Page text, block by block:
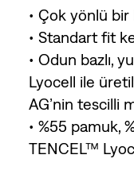
• Çok yönlü bir
• Standart fit
• Odun bazlı,
Lyocell ile
AG’nin tescilli
• %55 pamuk,
TENCEL™